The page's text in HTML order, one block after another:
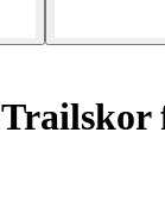
Trailskor